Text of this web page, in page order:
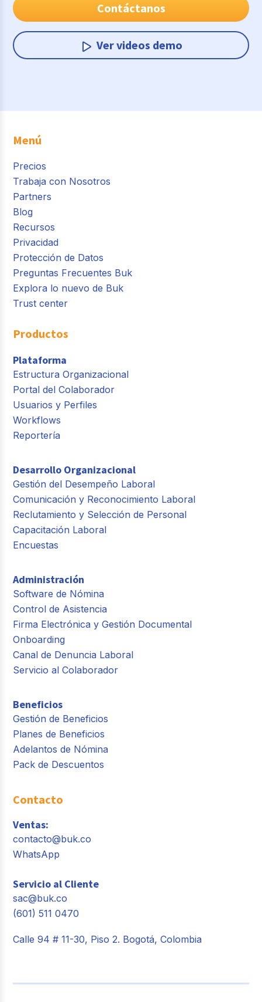
Contáctanos
Ver videos demo
Menú
Precios
Trabaja con Nosotros
Partners
Blog
Recursos
Privacidad
Protección de Datos
Preguntas Frecuentes Buk
Explora lo nuevo de Buk
Trust center
Productos
Plataforma
Estructura Organizacional
Portal del Colaborador
Usuarios y Perfiles
Workflows
Reportería
Desarrollo Organizacional
Gestión del Desempeño Laboral
Comunicación y Reconocimiento Laboral
Reclutamiento y Selección de Personal
Capacitación Laboral
Encuestas
Administración
Software de Nómina
Control de Asistencia
Firma Electrónica y Gestión Documental
Onboarding
Canal de Denuncia Laboral
Servicio al Colaborador
Beneficios
Gestión de Beneficios
Planes de Beneficios
Adelantos de Nómina
Pack de Descuentos
Contacto
Ventas:
contacto@buk.co
WhatsApp
Servicio al Cliente
sac@buk.co
(601) 511 0470
Calle 94 # 11-30, Piso 2. Bogotá, Colombia